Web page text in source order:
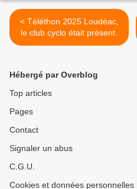
< Téléthon 2025 Loudéac,
le club cyclo était présent.
Hébergé par Overblog
Top articles
Pages
Contact
Signaler un abus
C.G.U.
Cookies et données personnelles